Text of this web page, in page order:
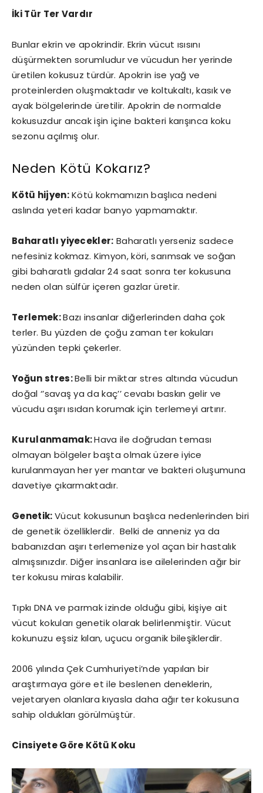
İki Tür Ter Vardır
Bunlar ekrin ve apokrindir. Ekrin vücut ısısını
düşürmekten sorumludur ve vücudun her yerinde
üretilen kokusuz türdür. Apokrin ise yağ ve
proteinlerden oluşmaktadır ve koltukaltı, kasık ve
ayak bölgelerinde üretilir. Apokrin de normalde
kokusuzdur ancak işin içine bakteri karışınca koku
sezonu açılmış olur.
Neden Kötü Kokarız?
Kötü hijyen:Kötü kokmamızın başlıca nedeni
aslında yeteri kadar banyo yapmamaktır.
Baharatlı yiyecekler: Baharatlı yerseniz sadece
nefesiniz kokmaz. Kimyon, köri, sarımsak ve soğan
gibi baharatlı gıdalar 24 saat sonra ter kokusuna
neden olan sülfür içeren gazlar üretir.
Terlemek:Bazı insanlar diğerlerinden daha çok
terler. Bu yüzden de çoğu zaman ter kokuları
yüzünden tepki çekerler.
Yoğun stres:Belli bir miktar stres altında vücudun
doğal ‘’savaş ya da kaç’’ cevabı baskın gelir ve
vücudu aşırı ısıdan korumak için terlemeyi artırır.
Kurulanmamak:Hava ile doğrudan teması
olmayan bölgeler başta olmak üzere iyice
kurulanmayan her yer mantar ve bakteri oluşumuna
davetiye çıkarmaktadır.
Genetik:Vücut kokusunun başlıca nedenlerinden biri
de genetik özelliklerdir. Belki de anneniz ya da
babanızdan aşırı terlemenize yol açan bir hastalık
almışsınızdır. Diğer insanlara ise ailelerinden ağır bir
ter kokusu miras kalabilir.
Tıpkı DNA ve parmak izinde olduğu gibi, kişiye ait
vücut kokuları genetik olarak belirlenmiştir. Vücut
kokunuzu eşsiz kılan, uçucu organik bileşiklerdir.
2006 yılında Çek Cumhuriyeti’nde yapılan bir
araştırmaya göre et ile beslenen deneklerin,
vejetaryen olanlara kıyasla daha ağır ter kokusuna
sahip oldukları görülmüştür.
Cinsiyete Göre Kötü Koku